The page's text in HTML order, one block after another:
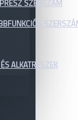
SZERSZÁM
ALKATRÉSZEK